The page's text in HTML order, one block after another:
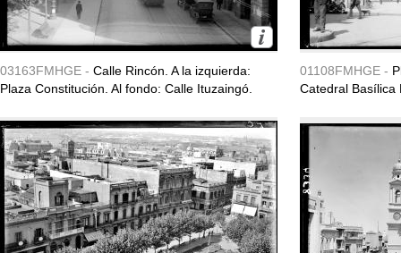
03163FMHGE - Calle Rincón. A la izquierda:
Plaza Constitución. Al fondo: Calle Ituzaingó.
01108FMHGE -
Catedral Basílica